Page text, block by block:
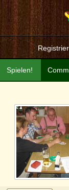
Spielen!